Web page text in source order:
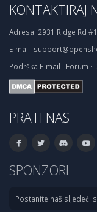
KONTAKTIRAJ
Adresa: 2931 Ridge Rd
E-mail:
Podrška E-mail · Forum ·
PRATI NAS
SPONZORI
Postanite naš sljedeći